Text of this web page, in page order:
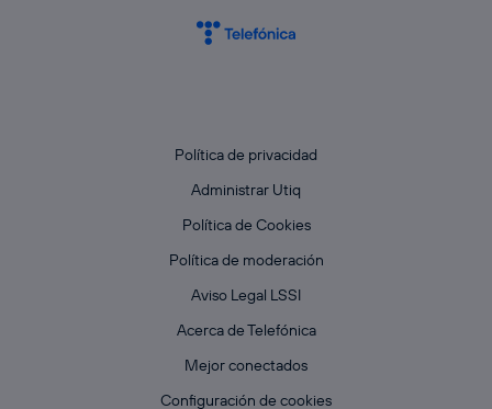
Política de privacidad
Administrar Utiq
Política de Cookies
Política de moderación
Aviso Legal LSSI
Acerca de Telefónica
Mejor conectados
Configuración de cookies